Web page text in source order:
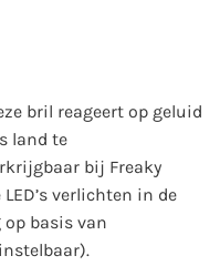
bril reageert op geluid
land te
bij Freaky
verlichten in de
op basis van